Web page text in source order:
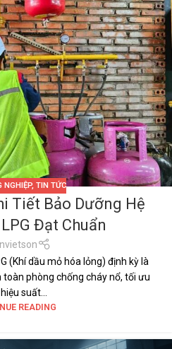
NGHIỆP, TIN TỨC
Tiết Bảo Dưỡng Hệ
Đạt Chuẩn
(Khí dầu mỏ hóa lỏng) định kỳ là
phòng chống cháy nổ, tối ưu
suất...
READING